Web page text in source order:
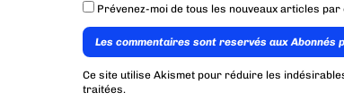
Prévenez-moi de tous les nouveaux articles par
Les commentaires sont reservés aux Abonnés
Ce site utilise Akismet pour réduire les
traitées.